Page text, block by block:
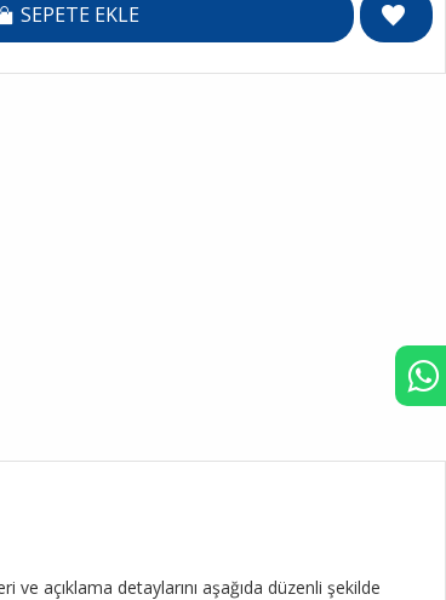
SEPETE EKLE
açıklama detaylarını aşağıda düzenli şekilde